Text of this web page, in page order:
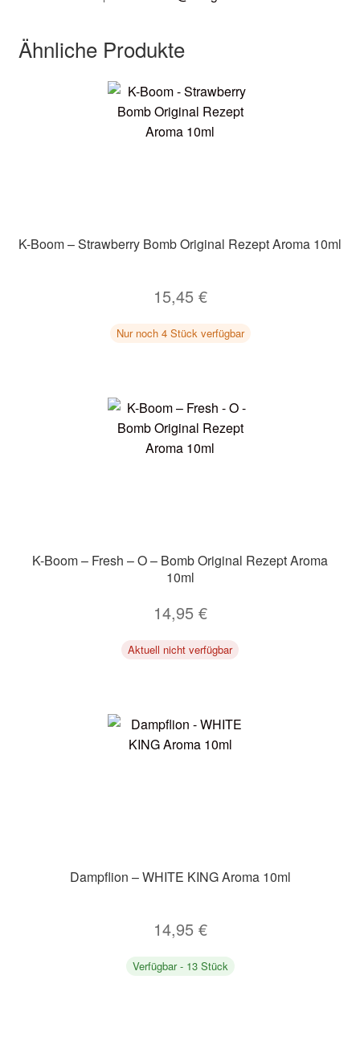
Ähnliche Produkte
K-Boom – Strawberry Bomb Original Rezept Aroma 10ml
15,45 €
Nur noch 4 Stück verfügbar
K-Boom – Fresh – O – Bomb Original Rezept Aroma
10ml
14,95 €
Aktuell nicht verfügbar
Dampflion – WHITE KING Aroma 10ml
14,95 €
Verfügbar - 13 Stück